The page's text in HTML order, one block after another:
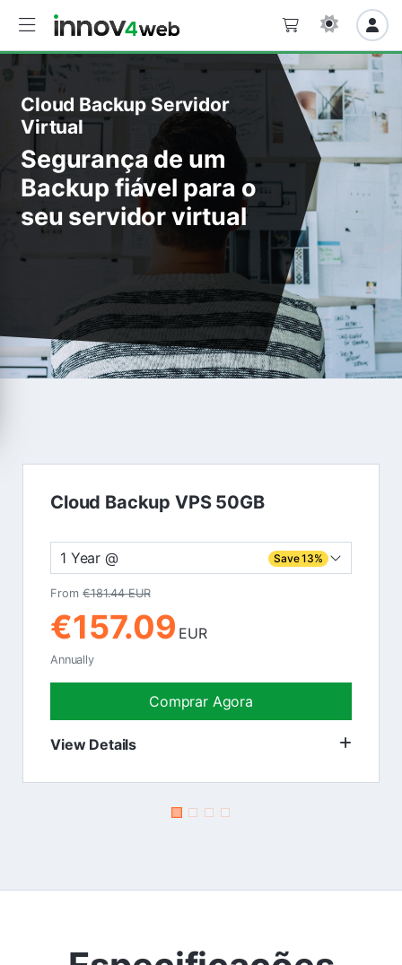
Cloud Backup Servidor
Virtual
Segurança de um
Backup fiável para o
seu servidor virtual
Cloud Backup VPS 50GB
1 Year @ Save 13%
From €181.44 EUR
€157.09 EUR
Annually
Comprar Agora
View Details